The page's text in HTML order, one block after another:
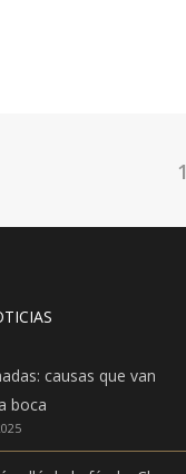
1
causas que van
boca